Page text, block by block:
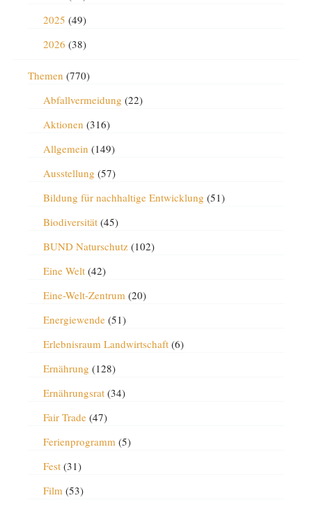
2025 (49)
2026 (38)
Themen (770)
Abfallvermeidung (22)
Aktionen (316)
Allgemein (149)
Ausstellung (57)
Bildung für nachhaltige Entwicklung (51)
Biodiversität(45)
BUND Naturschutz(102)
Eine Welt(42)
Eine-Welt-Zentrum(20)
Energiewende(51)
Erlebnisraum Landwirtschaft(6)
Ernährung (128)
Ernährungsrat(34)
Fair Trade(47)
Ferienprogramm(5)
Fest(31)
Film(53)